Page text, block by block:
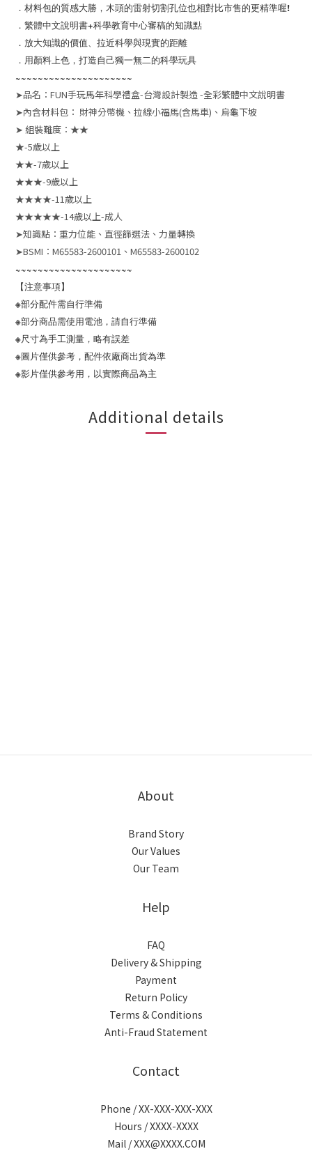
．材料包的質感大勝，木頭的雷射切割孔位也相對比市售的更精準喔!
．繁體中文說明書+科學教育中心審稿的知識點
．放大知識的價值、拉近科學與現實的距離
．用顏料上色，打造自己獨一無二的科學玩具
~~~~~~~~~~~~~~~~~~~~~
➤品名：FUN手玩馬年科學禮盒-台灣設計製造 -全彩繁體中文說明書
➤內含材料包： 財神分幣機、拉線小福馬(含馬車)、烏龜下坡
➤ 組裝難度：★★
★-5歲以上
★★-7歲以上
★★★-9歲以上
★★★★-11歲以上
★★★★★-14歲以上-成人
➤知識點：重力位能、直徑篩選法、力量轉換
➤BSMI：M65583-2600101、M65583-2600102
~~~~~~~~~~~~~~~~~~~~~
【注意事項】
※部分配件需自行準備
※部分商品需使用電池，請自行準備
※尺寸為手工測量，略有誤差
※圖片僅供參考，配件依廠商出貨為準
※影片僅供參考用，以實際商品為主
Additional details
About
Brand Story
Our Values
Our Team
Help
FAQ
Delivery & Shipping
Payment
Return Policy
Terms & Conditions
Anti-Fraud Statement
Contact
Phone / XX-XXX-XXX-XXX
Hours / XXXX-XXXX
Mail / XXX@XXXX.COM